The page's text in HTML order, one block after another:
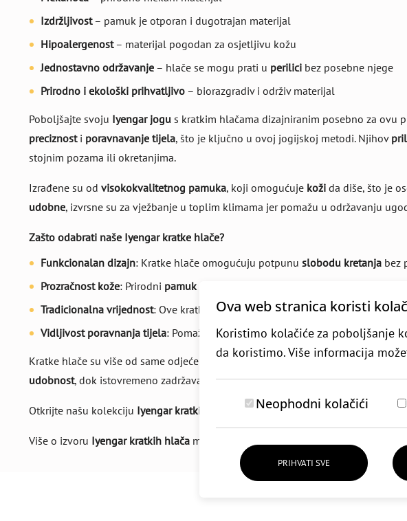
Ova web stranica koristi
Koristimo kolačiće za poboljšanje
da koristimo. Više informacija
Neophodni kolačići
PRIHVATI SVE
Izdržljivost– pamuk je otporan i dugotrajan materijal
Hipoalergenost– materijal pogodan za osjetljivu kožu
Jednostavno održavanje – hlače se mogu prati u perilici bez posebne njege
Prirodno i ekološki prihvatljivo – biorazgradiv i održiv materijal
Poboljšajte svoju Iyengar jogu s kratkim hlačama dizajniranim posebno za ovu
preciznosti poravnavanje tijela, što je ključno u ovoj jogijskoj metodi. Njihov
stojnim pozama ili okretanjima.
Izrađene su od visokokvalitetnog pamuka, koji omogućuje koži da diše, što je
udobne, izvrsne su za vježbanje u toplim klimama jer pomažu u održavanju
Zašto odabrati naše Iyengar kratke hlače?
Funkcionalan dizajn: Kratke hlače omogućuju potpunu slobodu kretanja bez
Prozračnost kože: Prirodni pamukomogućuje da vaša
Tradicionalna vrijednost: Ove kratke hlače dio su bogate povijestiIyengar joge
Vidljivost poravnanja tijela: Pomažu učiteljima u praćenjuporavnanja tijela
Kratke hlače su više od same odjeće – one su diojogijske tradicije koja
udobnost, dok istovremeno zadržavaju elegancijuijednostavnost.
Otkrijte našu kolekciju Iyengar kratkih hlača , dostupnih u različitimveličinama i
Više o izvoru Iyengar kratkih hlača možete pročitati na našem